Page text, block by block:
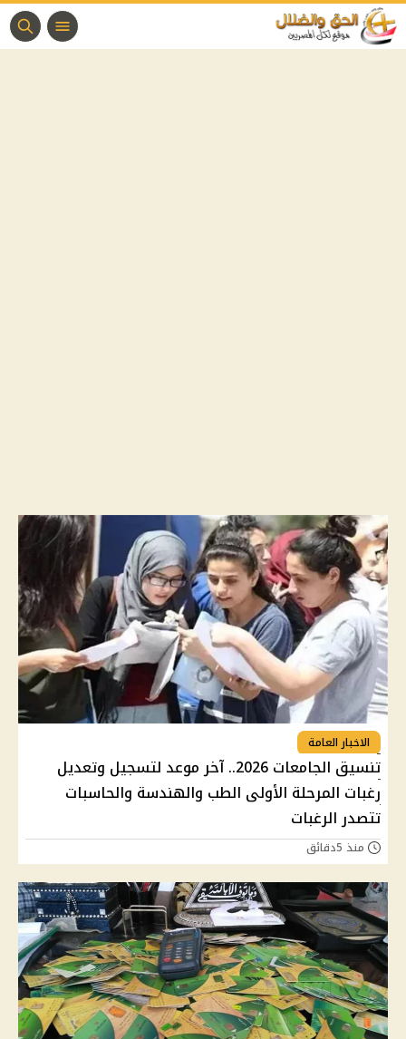
الاخبار العامة
تنسيق الجامعات 2026.. آخر موعد لتسجيل وتعديل
رغبات المرحلة الأولى الطب والهندسة والحاسبات
تتصدر الرغبات
منذ 5دقائق